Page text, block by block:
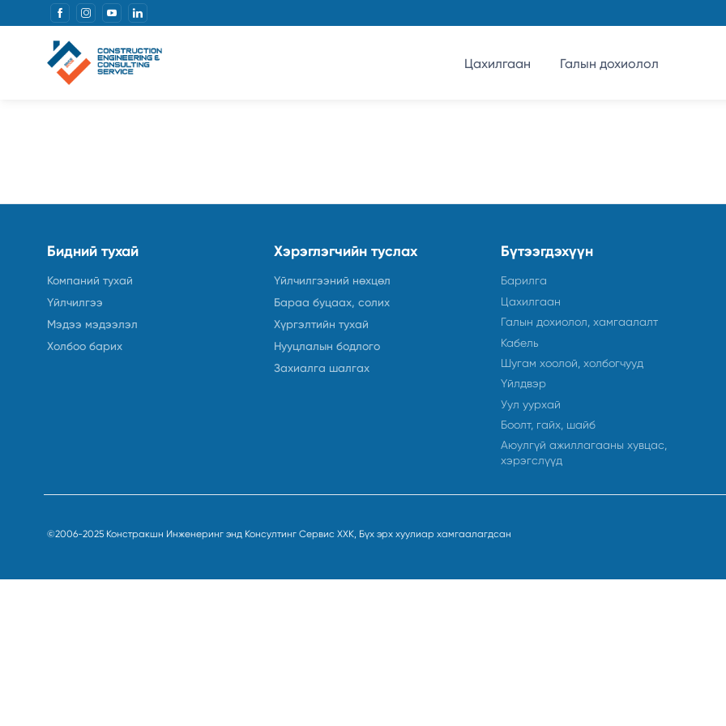
Цахилгаан Галын дохиолол
Бидний тухай
Компаний тухай
Үйлчилгээ
Мэдээ мэдээлэл
Холбоо барих
Хэрэглэгчийн туслах
Үйлчилгээний нөхцөл
Бараа буцаах, солих
Хүргэлтийн тухай
Нууцлалын бодлого
Захиалга шалгах
Бүтээгдэхүүн
Барилга
Цахилгаан
Галын дохиолол, хамгаалалт
Кабель
Шугам хоолой, холбогчууд
Үйлдвэр
Уул уурхай
Боолт, гайх, шайб
Аюулгүй ажиллагааны хувцас,
хэрэгслүүд
©2006-2025 Констракшн Инженеринг энд Консултинг Сервис ХХК, Бүх эрх хуулиар хамгаалагдсан